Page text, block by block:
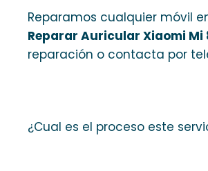
Reparamos cualquier móvil
Reparar Auricular Xiaomi Mi
reparación o contacta por
¿Cual es el proceso este